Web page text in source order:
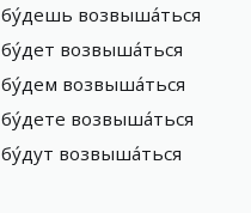
бу́дешь возвыша́ться
бу́дет возвыша́ться
бу́дем возвыша́ться
бу́дете возвыша́ться
бу́дут возвыша́ться